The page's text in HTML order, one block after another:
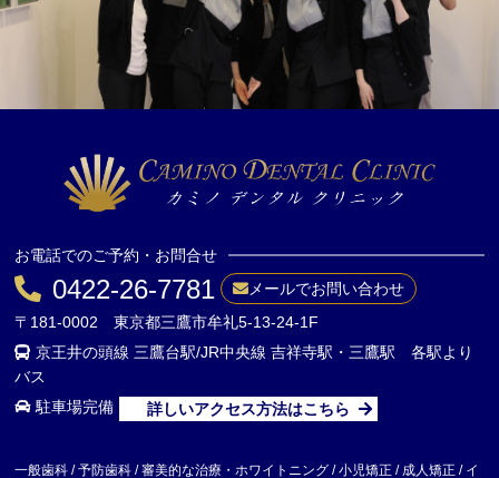
お電話でのご予約・お問合せ
0422-26-7781
メールでお問い合わせ
〒181-0002 東京都三鷹市牟礼5-13-24-1F
京王井の頭線 三鷹台駅/JR中央線 吉祥寺駅・三鷹駅 各駅より
バス
駐車場完備
詳しいアクセス方法はこちら
一般歯科 / 予防歯科 / 審美的な治療・ホワイトニング / 小児矯正 / 成人矯正 / イ